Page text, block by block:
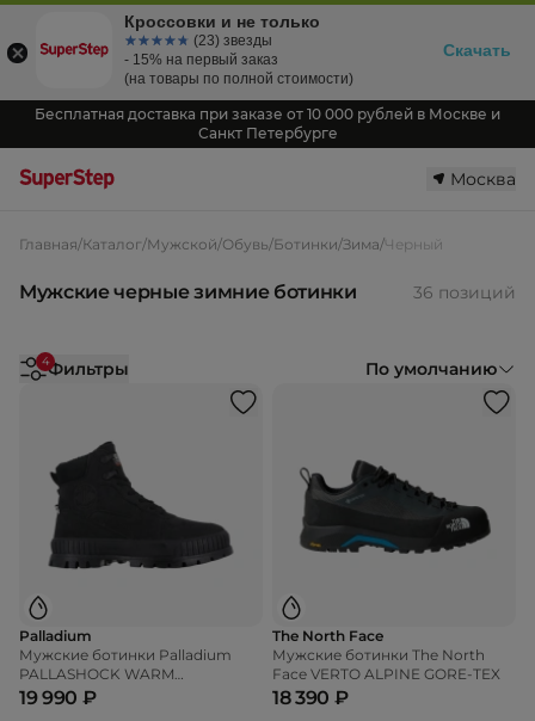
Бесплатная доставка при заказе от 10 000 рублей в Москве и
Санкт Петербурге
Москва
Главная/Каталог/Мужской/Обувь/Ботинки/Зима/Черный
Мужские черные зимние ботинки 36 позиций
4Фильтры По умолчанию
Palladium
Мужские ботинки Palladium
PALLASHOCK WARM
WATERPROOF
19 990 ₽
The North Face
Мужские ботинки The North
Face VERTO ALPINE GORE-TEX
18 390 ₽
Кроссовки и не только
☆☆☆☆☆
★★★★★ (23) звезды
- 15% на первый заказ
(на товары по полной стоимости)
Скачать